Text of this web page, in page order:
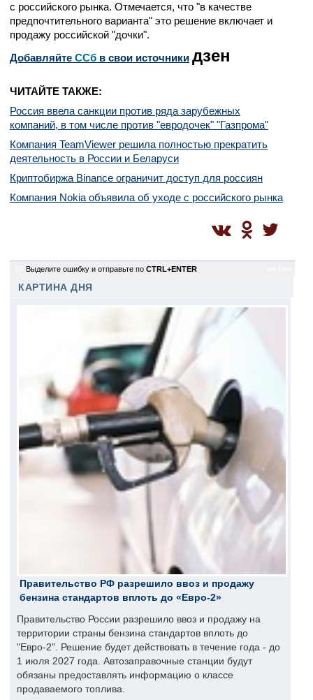
с российского рынка. Отмечается, что "в качестве
предпочтительного варианта" это решение включает и
продажу российской "дочки".
Добавляйте CСб в свои источники дзен
ЧИТАЙТЕ ТАКЖЕ:
Россия ввела санкции против ряда зарубежных
компаний, в том числе против "евродочек" "Газпрома"
Компания TeamViewer решила полностью прекратить
деятельность в России и Беларуси
Криптобиржа Binance ограничит доступ для россиян
Компания Nokia объявила об уходе с российского рынка
Выделите ошибку и отправьте по CTRL+ENTER
КАРТИНА ДНЯ
Правительство РФ разрешило ввоз и продажу
бензина стандартов вплоть до «Евро-2»
Правительство России разрешило ввоз и продажу на
территории страны бензина стандартов вплоть до
"Евро-2". Решение будет действовать в течение года - до
1 июля 2027 года. Автозаправочные станции будут
обязаны предоставлять информацию о классе
продаваемого топлива.